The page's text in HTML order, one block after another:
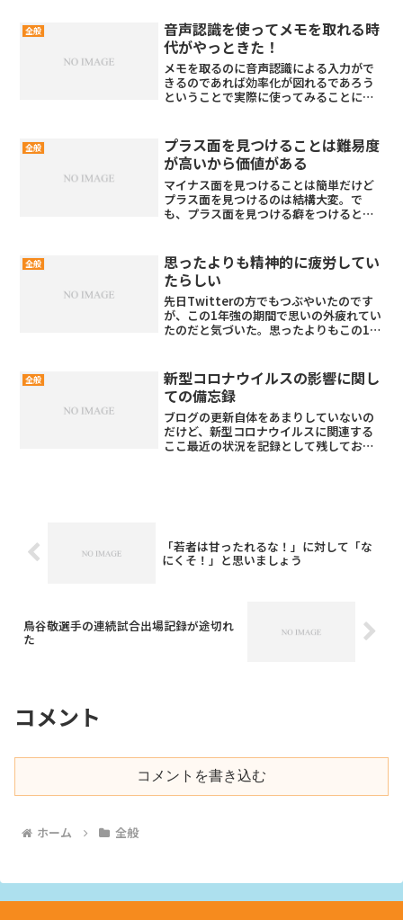
全般
音声認識を使ってメモを取れる時
代がやっときた！
メモを取るのに音声認識による入力がで
きるのであれば効率化が図れるであろう
ということで実際に使ってみることにし
もあがっていて実用的になりましたね。
全般
プラス面を見つけることは難易度
が高いから価値がある
マイナス面を見つけることは簡単だけど
プラス面を見つけるのは結構大変。で
も、プラス面を見つける癖をつけると幸
全般
思ったよりも精神的に疲労してい
たらしい
先日Twitterの方でもつぶやいたのです
が、この1年強の期間で思いの外疲れてい
たのだと気づいた。思ったよりもこの1年
行動することが増えたツレも同じように
精神的に苦しく...
全般
新型コロナウイルスの影響に関し
ての備忘録
ブログの更新自体をあまりしていないの
だけど、新型コロナウイルスに関連する
ここ最近の状況を記録として残しておか
「若者は甘ったれるな！」に対して「な
にくそ！」と思いましょう
鳥谷敬選手の連続試合出場記録が途切れ
た
コメント
コメントを書き込む
ホーム 全般